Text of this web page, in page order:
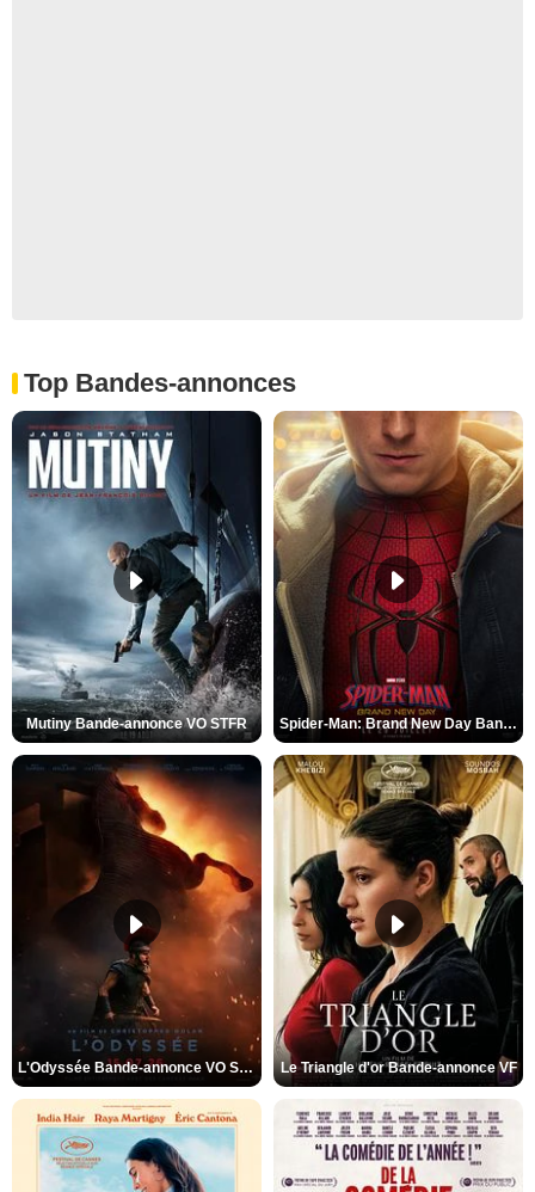
Top Bandes-annonces
Mutiny Bande-annonce VO STFR Spider-Man: Brand New Day Bande-annonce VO STFR
L'Odyssée Bande-annonce VO STFR Le Triangle d'or Bande-annonce VF